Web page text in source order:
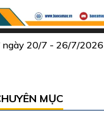
20/7 - 26/7/2026
MỤC